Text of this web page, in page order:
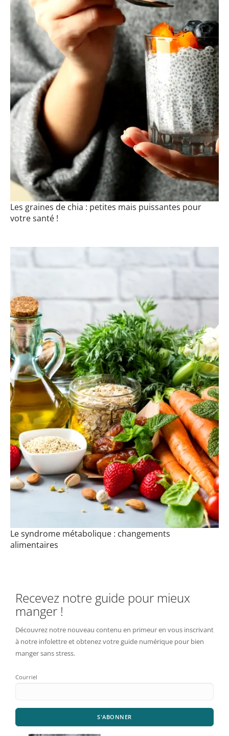
Les graines de chia : petites mais puissantes pour
votre santé !
Le syndrome métabolique : changements
alimentaires
Recevez notre guide pour mieux
manger !
Découvrez notre nouveau contenu en primeur en vous inscrivant
à notre infolettre et obtenez votre guide numérique pour bien
manger sans stress.
Courriel
S'ABONNER